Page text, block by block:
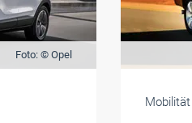
Foto: © Opel
Mobilität